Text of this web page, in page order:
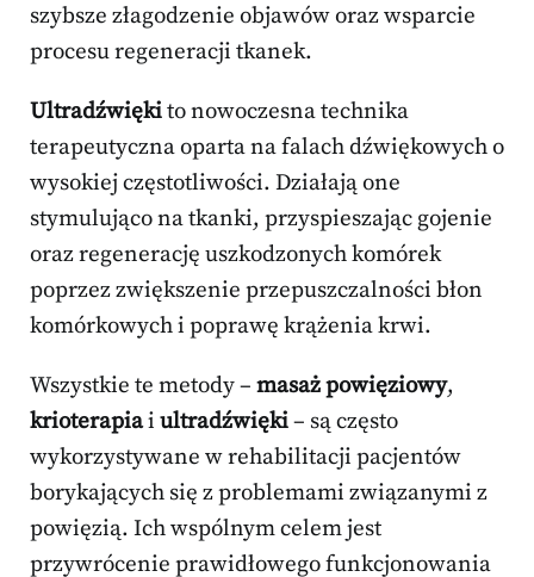
szybsze złagodzenie objawów oraz wsparcie
procesu regeneracji tkanek.
Ultradźwiękito nowoczesna technika
terapeutyczna oparta na falach dźwiękowych o
wysokiej częstotliwości. Działają one
stymulująco na tkanki, przyspieszając gojenie
oraz regenerację uszkodzonych komórek
poprzez zwiększenie przepuszczalności błon
komórkowych i poprawę krążenia krwi.
Wszystkie te metody – masaż powięziowy,
krioterapiai ultradźwięki– są często
wykorzystywane w rehabilitacji pacjentów
borykających się z problemami związanymi z
powięzią. Ich wspólnym celem jest
przywrócenie prawidłowego funkcjonowania